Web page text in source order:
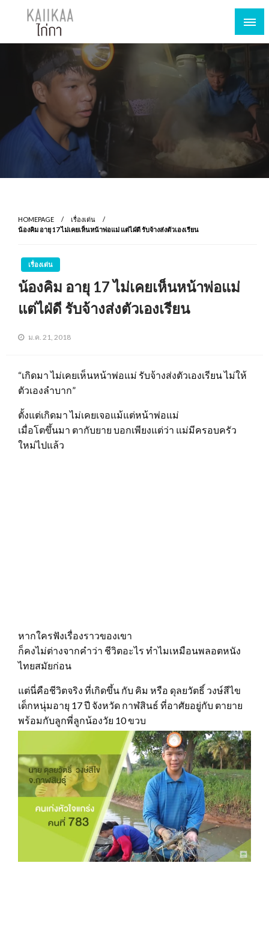
HOMEPAGE
เรื่องเด่น
น้องคิม อายุ 17 ไม่เคยเห็นหน้าพ่อแม่ แต่ไฝ่ดี รับจ้างส่งตัวเองเรียน
เรื่องเด่น
น้องคิม อายุ 17 ไม่เคยเห็นหน้าพ่อแม่
แต่ไฝ่ดี รับจ้างส่งตัวเองเรียน
ม.ค. 21, 2018
“เกิดมา ไม่เคยเห็นหน้าพ่อแม่ รับจ้างส่งตัวเองเรียน ไม่ให้
ตัวเองลำบาก”
ตั้งแต่เกิดมา ไม่เคยเจอแม้แต่หน้าพ่อแม่
เมื่อโตขึ้นมา ตากับยาย บอกเพียงแต่ว่า แม่มีครอบครัว
ใหม่ไปแล้ว
หากใครฟังเรื่องราวของเขา
ก็คงไม่ต่างจากคำว่า ชีวิตอะไร ทำไมเหมือนพลอตหนัง
ไทยสมัยก่อน
แต่นี่คือชีวิตจริง ที่เกิดขึ้น กับ คิม หรือ ดุลยวัตธิ์ วงษ์สีไข
เด็กหนุ่มอายุ 17 ปี จังหวัด กาฬสินธ์ ที่อาศัยอยู่กับ ตายาย
พร้อมกับลูกพี่ลูกน้องวัย 10 ขวบ